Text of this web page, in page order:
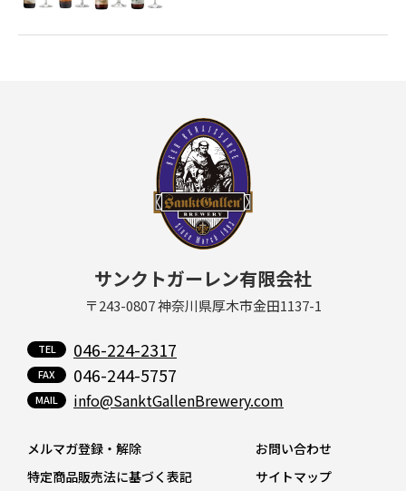
サンクトガーレン有限会社
〒243-0807 神奈川県厚木市金田1137-1
046-224-2317
046-244-5757
info@SanktGallenBrewery.com
メルマガ登録・解除
お問い合わせ
特定商品販売法に基づく表記
サイトマップ